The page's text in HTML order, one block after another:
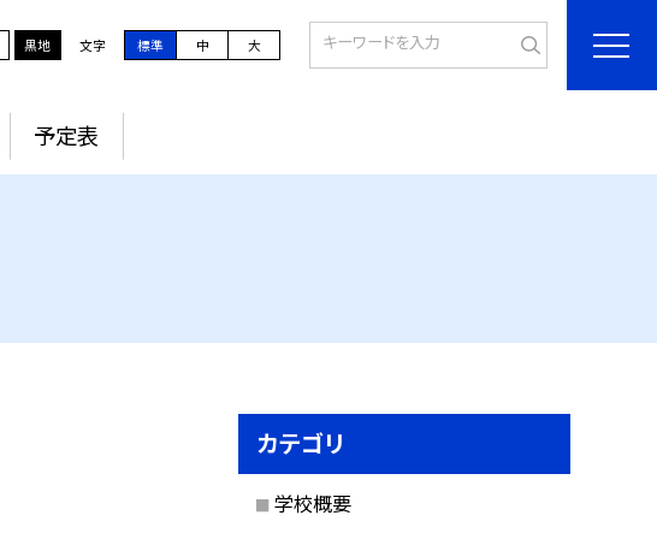
黒地 文字 標準 中 大
予定表
カテゴリ
学校概要